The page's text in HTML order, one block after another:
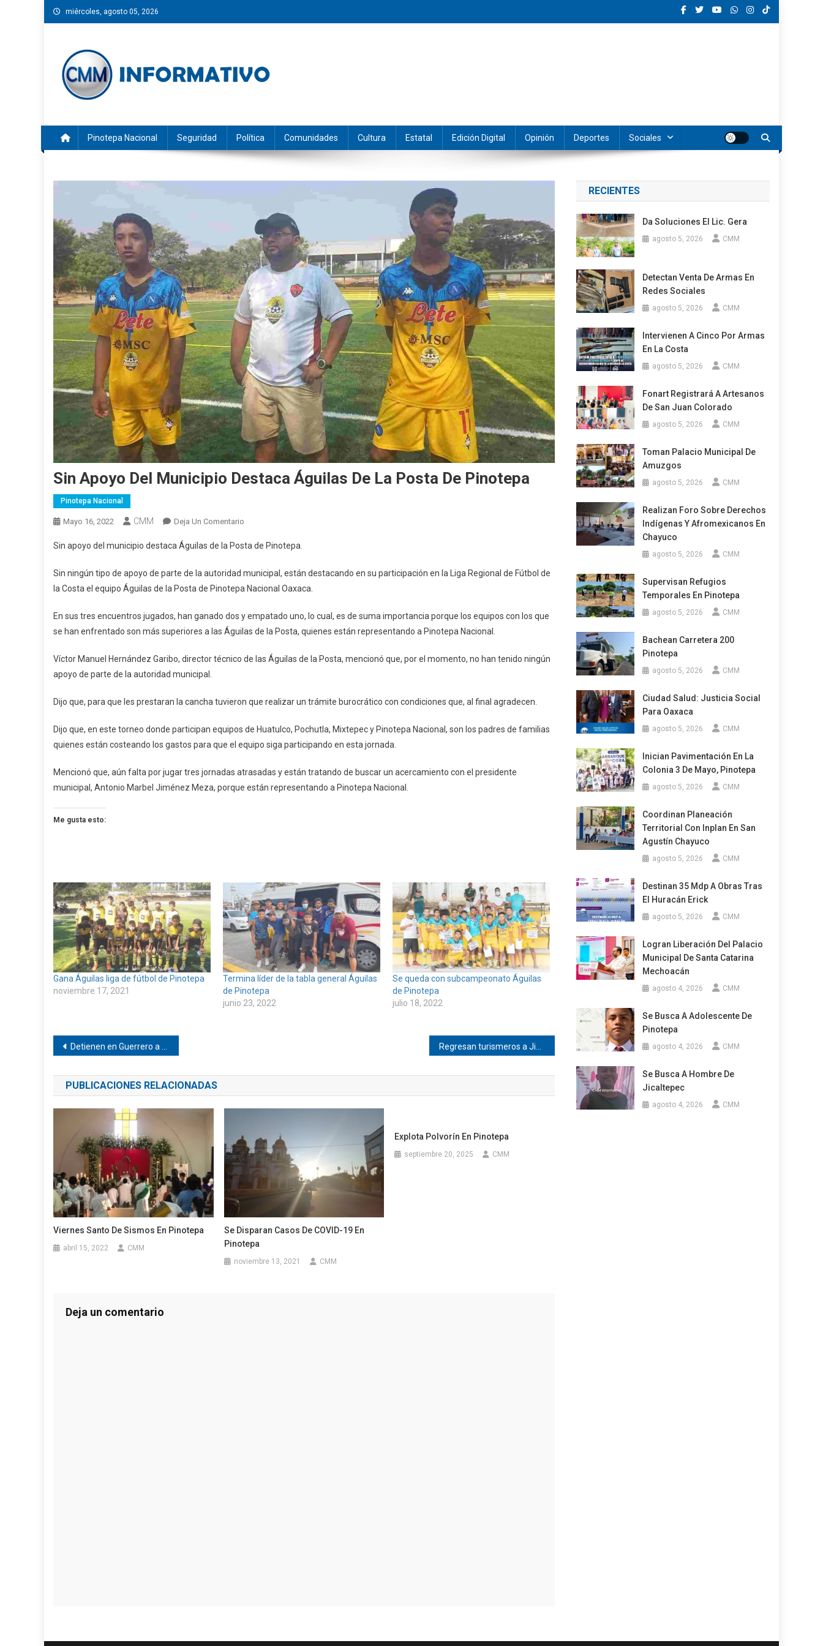
Saltar
al
miércoles, agosto 05, 2026
Pinotepa Nacional Seguridad Política Comunidades Cultura Estatal Edición Digital Opinión Deportes Sociales
Sin Apoyo Del Municipio Destaca Águilas De La Posta De Pinotepa
Pinotepa Nacional
Mayo 16, 2022 CMM Deja Un Comentario
Apoyo
Municipio
Destaca
De
La
De
Sin apoyo del municipio destaca Águilas de la Posta de Pinotepa.
Sin ningún tipo de apoyo de parte de la autoridad municipal, están destacando en su participación en la Liga Regional de Fútbol de
la Costa el equipo Águilas de la Posta de Pinotepa Nacional Oaxaca.
En sus tres encuentros jugados, han ganado dos y empatado uno, lo cual, es de suma importancia porque los equipos con los que
se han enfrentado son más superiores a las Águilas de la Posta, quienes están representando a Pinotepa Nacional.
Víctor Manuel Hernández Garibo, director técnico de las Águilas de la Posta, mencionó que, por el momento, no han tenido ningún
apoyo de parte de la autoridad municipal.
Dijo que, para que les prestaran la cancha tuvieron que realizar un trámite burocrático con condiciones que, al final agradecen.
Dijo que, en este torneo donde participan equipos de Huatulco, Pochutla, Mixtepec y Pinotepa Nacional, son los padres de familias
quienes están costeando los gastos para que el equipo siga participando en esta jornada.
Mencionó que, aún falta por jugar tres jornadas atrasadas y están tratando de buscar un acercamiento con el presidente
municipal, Antonio Marbel Jiménez Meza, porque están representando a Pinotepa Nacional.
Me gusta esto:
Gana Águilas liga de fútbol de Pinotepa
noviembre 17, 2021
Termina líder de la tabla general Águilas
de Pinotepa
junio 23, 2022
Se queda con subcampeonato Águilas
de Pinotepa
julio 18, 2022
Navegación
de
entradas
Detienen en Guerrero a presunto homicida de Pinotepa
PUBLICACIONES RELACIONADAS
Viernes Santo De Sismos En Pinotepa
abril 15, 2022 CMM
Se Disparan Casos De COVID-19 En
Pinotepa
noviembre 13, 2021 CMM
Explota Polvorín En Pinotepa
septiembre 20, 2025 CMM
Deja un comentario
RECIENTES
Da Soluciones El Lic. Gera
agosto 5, 2026 CMM
Detectan Venta De Armas En
Redes Sociales
agosto 5, 2026 CMM
Intervienen A Cinco Por Armas
En La Costa
agosto 5, 2026 CMM
Fonart Registrará A Artesanos
De San Juan Colorado
agosto 5, 2026 CMM
Toman Palacio Municipal De
Amuzgos
agosto 5, 2026 CMM
Realizan Foro Sobre Derechos
Indígenas Y Afromexicanos En
Chayuco
agosto 5, 2026 CMM
Supervisan Refugios
Temporales En Pinotepa
agosto 5, 2026 CMM
Bachean Carretera 200
Pinotepa
agosto 5, 2026 CMM
Ciudad Salud: Justicia Social
Para Oaxaca
agosto 5, 2026 CMM
Inician Pavimentación En La
Colonia 3 De Mayo, Pinotepa
agosto 5, 2026 CMM
Coordinan Planeación
Territorial Con Inplan En San
Agustín Chayuco
agosto 5, 2026 CMM
Destinan 35 Mdp A Obras Tras
El Huracán Erick
agosto 5, 2026 CMM
Logran Liberación Del Palacio
Municipal De Santa Catarina
Mechoacán
agosto 4, 2026 CMM
Se Busca A Adolescente De
Pinotepa
agosto 4, 2026 CMM
Se Busca A Hombre De
Jicaltepec
agosto 4, 2026 CMM